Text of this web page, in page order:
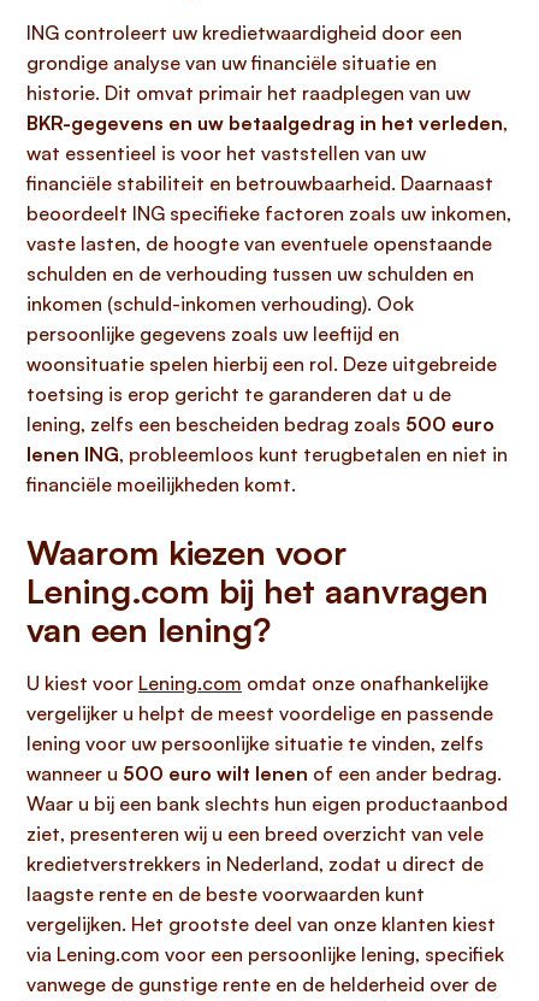
ING controleert uw kredietwaardigheid door een
grondige analyse van uw financiële situatie en
historie. Dit omvat primair het raadplegen van uw
BKR-gegevens en uw betaalgedrag in het verleden,
wat essentieel is voor het vaststellen van uw
financiële stabiliteit en betrouwbaarheid. Daarnaast
beoordeelt ING specifieke factoren zoals uw inkomen,
vaste lasten, de hoogte van eventuele openstaande
schulden en de verhouding tussen uw schulden en
inkomen (schuld-inkomen verhouding). Ook
persoonlijke gegevens zoals uw leeftijd en
woonsituatie spelen hierbij een rol. Deze uitgebreide
toetsing is erop gericht te garanderen dat u de
lening, zelfs een bescheiden bedrag zoals 500 euro
lenen ING, probleemloos kunt terugbetalen en niet in
financiële moeilijkheden komt.
Waarom kiezen voor
Lening.com bij het aanvragen
van een lening?
U kiest voor Lening.com omdat onze onafhankelijke
vergelijker u helpt de meest voordelige en passende
lening voor uw persoonlijke situatie te vinden, zelfs
wanneer u 500 euro wilt lenen of een ander bedrag.
Waar u bij een bank slechts hun eigen productaanbod
ziet, presenteren wij u een breed overzicht van vele
kredietverstrekkers in Nederland, zodat u direct de
laagste rente en de beste voorwaarden kunt
vergelijken. Het grootste deel van onze klanten kiest
via Lening.com voor een persoonlijke lening, specifiek
vanwege de gunstige rente en de helderheid over de